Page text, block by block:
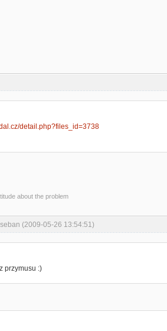
detail.php?files_id=3738
about the problem
(2009-05-26 13:54:51)
przymusu :)